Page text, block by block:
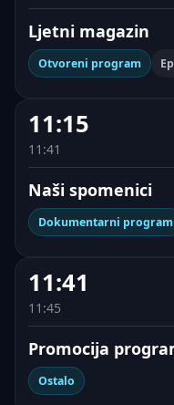
Ljetni magazin
Otvoreni program
11:15
11:41
Naši spomenici
Dokumentarni program
11:41
11:45
Promocija
Ostalo